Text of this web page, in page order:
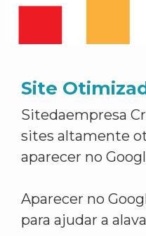
Site
Sitedaempresa
sites altamente
aparecer no
Aparecer no
para ajudar a